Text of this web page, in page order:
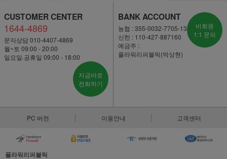
CUSTOMER CENTER
1644-4869
문자상담 010-4407-4869
월~토 09:00 - 20:00
일요일·공휴일 09:00 - 18:00
지금바로
전화하기
BANK ACCOUNT
농협 : 355-0032-7705-13
신한 : 110-427-887160
예금주 :
플라워리퍼블릭(박상현)
비회원
1:1 문의
PC 버전 이용안내 고객센터
플라워리퍼블릭